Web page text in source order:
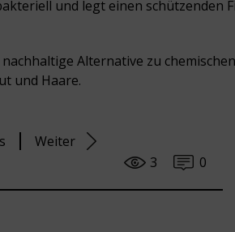
und legt einen schützenden
nachhaltige Alternative zu
und Haare.
Weiter
0
3